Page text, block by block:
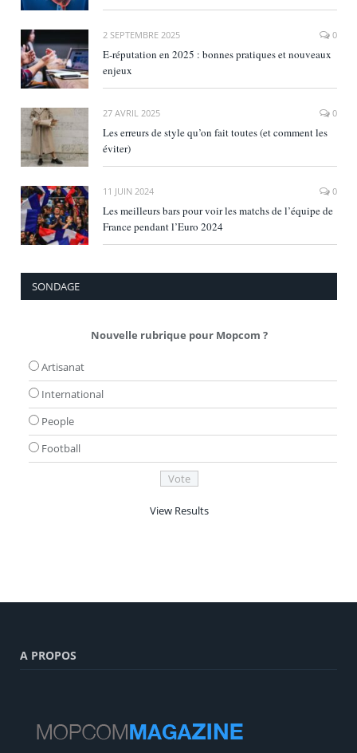
2 SEPTEMBRE 2025 0
E‑réputation en 2025 : bonnes pratiques et nouveaux
enjeux
27 AVRIL 2025 0
Les erreurs de style qu’on fait toutes (et comment les
éviter)
11 JUIN 2024 0
Les meilleurs bars pour voir les matchs de l’équipe de
France pendant l’Euro 2024
SONDAGE
Nouvelle rubrique pour Mopcom ?
Artisanat
International
People
Football
View Results
A PROPOS